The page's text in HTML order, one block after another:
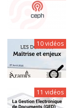
10 vidéos
11 vidéos